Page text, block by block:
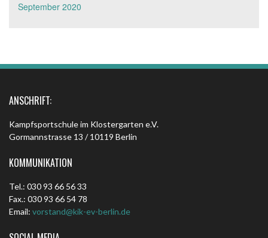
September 2020
ANSCHRIFT:
Kampfsportschule im Klostergarten e.V.
Gormannstrasse 13 / 10119 Berlin
KOMMUNIKATION
Tel.: 030 93 66 56 33
Fax.: 030 93 66 54 78
Email: vorstand@kik-ev-berlin.de